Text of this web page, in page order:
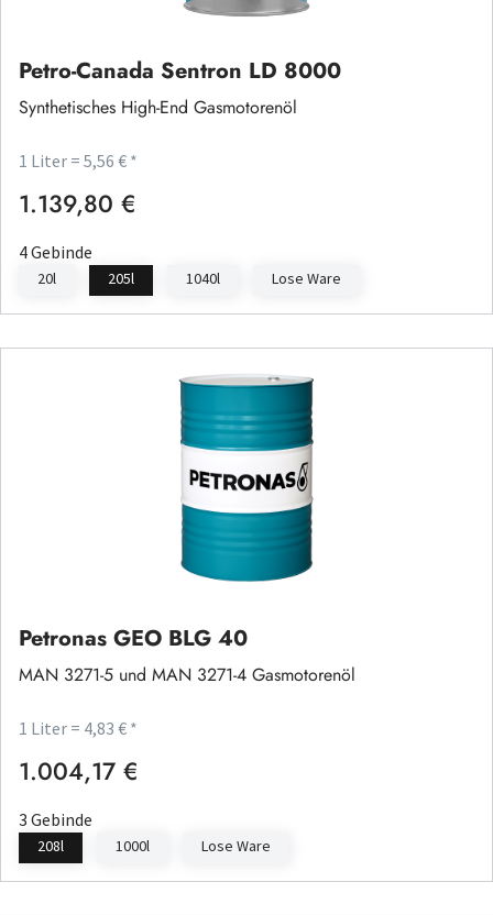
Petro-Canada Sentron LD 8000
Synthetisches High-End Gasmotorenöl
1 Liter = 5,56 € *
Regulärer Preis:
1.139,80 €
4 Gebinde
20l 205l 1040l Lose Ware
Petronas GEO BLG 40
MAN 3271-5 und MAN 3271-4 Gasmotorenöl
1 Liter = 4,83 € *
Regulärer Preis:
1.004,17 €
3 Gebinde
208l 1000l Lose Ware